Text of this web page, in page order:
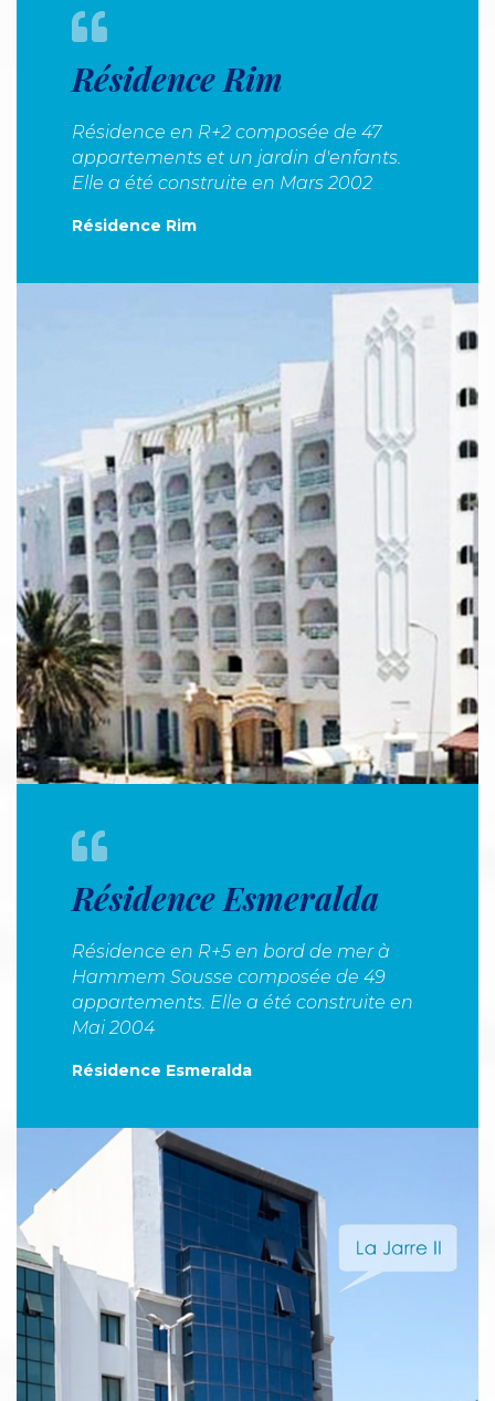
Résidence Rim
Résidence en R+2 composée de 47
appartements et un jardin d'enfants.
Elle a été construite en Mars 2002
Résidence Rim
Résidence Esmeralda
Résidence en R+5 en bord de mer à
Hammem Sousse composée de 49
appartements. Elle a été construite en
Mai 2004
Résidence Esmeralda